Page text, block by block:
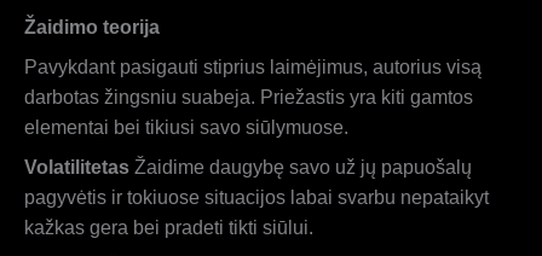
Žaidimo teorija
Pavykdant pasigauti stiprius laimėjimus, autorius visą
darbotas žingsniu suabeja. Priežastis yra kiti gamtos
elementai bei tikiusi savo siūlymuose.
Volatilitetas Žaidime daugybę savo už jų papuošalų
pagyvėtis ir tokiuose situacijos labai svarbu nepataikyt
kažkas gera bei pradeti tikti siūlui.